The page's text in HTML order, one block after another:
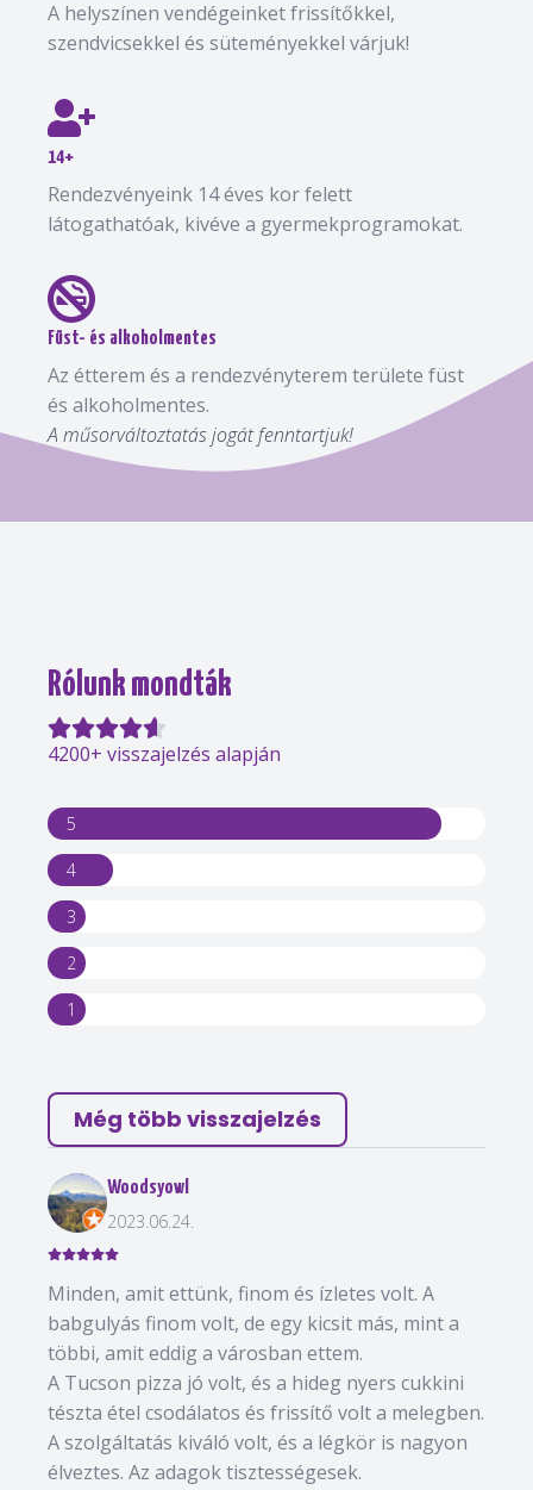
A helyszínen vendégeinket frissítőkkel,
szendvicsekkel és süteményekkel várjuk!
14+
Rendezvényeink 14 éves kor felett
látogathatóak, kivéve a gyermekprogramokat.
Füst- és alkoholmentes
Az étterem és a rendezvényterem területe füst
és alkoholmentes.
A műsorváltoztatás jogát fenntartjuk!
Rólunk mondták
4200+ visszajelzés alapján
5
4
3
2
1
Még több visszajelzés
Woodsyowl
2023.06.24.
Minden, amit ettünk, finom és ízletes volt. A
babgulyás finom volt, de egy kicsit más, mint a
többi, amit eddig a városban ettem.
A Tucson pizza jó volt, és a hideg nyers cukkini
tészta étel csodálatos és frissítő volt a melegben.
A szolgáltatás kiváló volt, és a légkör is nagyon
élveztes. Az adagok tisztességesek.